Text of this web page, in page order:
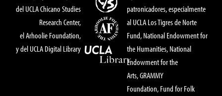
del UCLA Chicano Studies
Research Center,
el Arhoolie Foundation,
y del UCLA Digital Library
patronicadores, especialmente
al UCLA Los Tigres de Norte
Fund, National Endowment for
the Humanities, National
Endowment for the
Arts, GRAMMY
Foundation, Fund for Folk